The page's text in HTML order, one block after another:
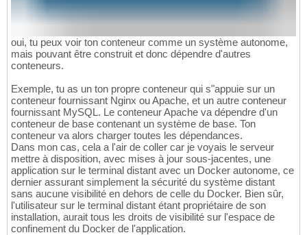
oui, tu peux voir ton conteneur comme un système autonome,
mais pouvant être construit et donc dépendre d'autres
conteneurs.
Exemple, tu as un ton propre conteneur qui s"appuie sur un
conteneur fournissant Nginx ou Apache, et un autre conteneur
fournissant MySQL. Le conteneur Apache va dépendre d'un
conteneur de base contenant un système de base. Ton
conteneur va alors charger toutes les dépendances.
Dans mon cas, cela a l'air de coller car je voyais le serveur
mettre à disposition, avec mises à jour sous-jacentes, une
application sur le terminal distant avec un Docker autonome, ce
dernier assurant simplement la sécurité du système distant
sans aucune visibilité en dehors de celle du Docker. Bien sûr,
l'utilisateur sur le terminal distant étant propriétaire de son
installation, aurait tous les droits de visibilité sur l'espace de
confinement du Docker de l'application.